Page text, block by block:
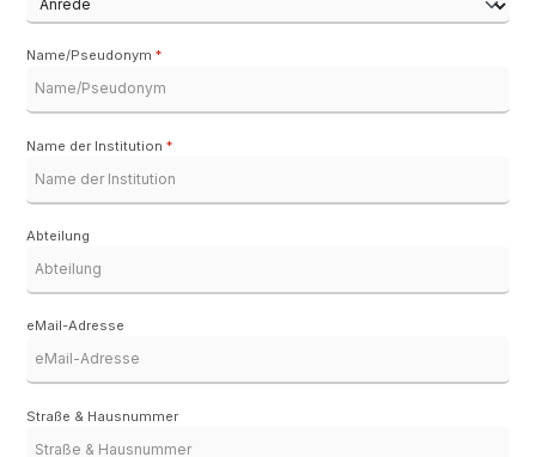
Name/Pseudonym *
Name der Institution *
Abteilung
eMail-Adresse
Straße & Hausnummer